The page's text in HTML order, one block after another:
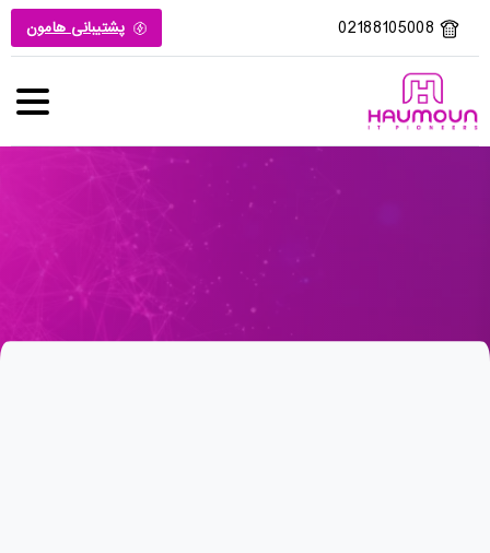
02188105008 پشتیبانی هامون